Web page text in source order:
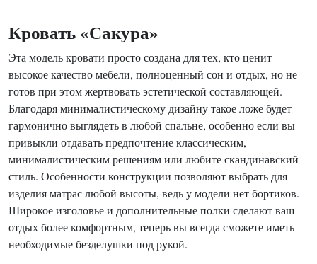
Кровать «Сакура»
Эта модель кровати просто создана для тех, кто ценит
высокое качество мебели, полноценный сон и отдых, но не
готов при этом жертвовать эстетической составляющей.
Благодаря минималистическому дизайну такое ложе будет
гармонично выглядеть в любой спальне, особенно если вы
привыкли отдавать предпочтение классическим,
минималистическим решениям или любите скандинавский
стиль. Особенности конструкции позволяют выбрать для
изделия матрас любой высоты, ведь у модели нет бортиков.
Широкое изголовье и дополнительные полки сделают ваш
отдых более комфортным, теперь вы всегда сможете иметь
необходимые безделушки под рукой.